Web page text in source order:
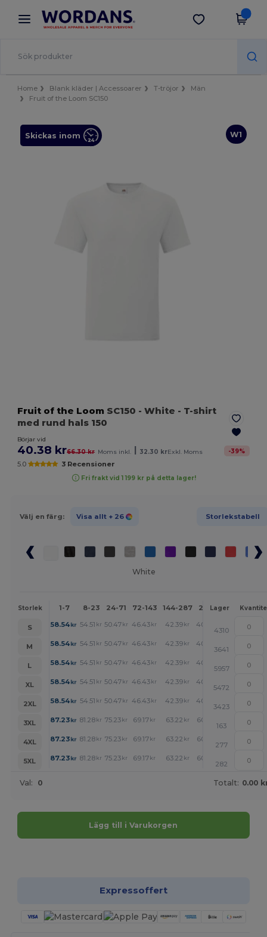
× Wordans-app
Bättre priser i appen!
Hämta app
Home Blank kläder | Accessoarer T-tröjor
Män
Fruit of the Loom SC150
W1
Skickas inom
Fruit of the Loom SC150 - White - T-shirt
med rund hals 150
Börjar vid
40.38 kr66.30 kr Moms inkl. 32.30 krExkl. Moms -39%
5.0 3 Recensioner
Fri frakt vid 1 199 kr på detta lager!
Välj en färg: Visa allt + 26 Storlekstabell
White
Storlek 1-7 8-23 24-71 72-143 144-287 288 + Mer
Lager
S 58.54kr 54.51 kr 50.47 kr 46.43 kr 42.39 kr 40.38 +
4310
M
58.54kr 54.51 kr 50.47 kr 46.43 kr 42.39 kr 40.38
3641
L
58.54kr 54.51 kr 50.47 kr 46.43 kr 42.39 kr 40.38 +
5957
XL
58.54kr 54.51 kr 50.47 kr 46.43 kr 42.39 kr 40.38 +
5472
2XL
58.54kr 54.51 kr 50.47 kr 46.43 kr 42.39 kr 40.38 +
3423
3XL
87.23kr 81.28 kr 75.23 kr 69.17 kr 63.22 kr 60.14
163
4XL
87.23kr 81.28 kr 75.23 kr 69.17 kr 63.22 kr 60.14
277
5XL
87.23kr 81.28 kr 75.23 kr 69.17 kr 63.22 kr 60.14
282
Val: 0 Totalt: 0.00
Lägg till i Varukorgen
Expressoffert